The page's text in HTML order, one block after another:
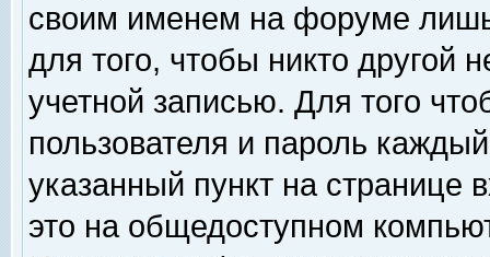
своим именем на форуме
для того, чтобы никто другой
учетной записью. Для того
пользователя и пароль
указанный пункт на
это на общедоступном